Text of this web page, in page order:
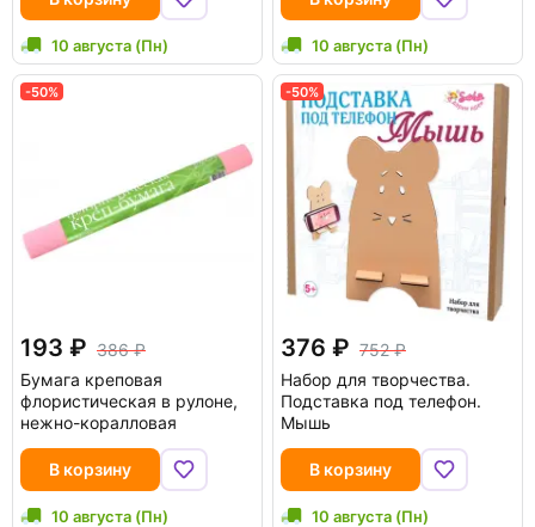
10 августа (Пн) 10 августа (Пн)
-50%
193
386
Бумага креповая
флористическая в рулоне,
нежно-коралловая
В корзину
10 августа (Пн)
-50%
376
752
Набор для творчества.
Подставка под телефон.
Мышь
В корзину
10 августа (Пн)